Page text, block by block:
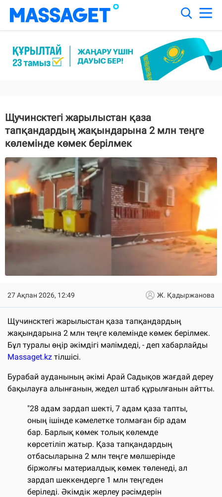
Щучинсктегі жарылыстан қаза
тапқандардың жақындарына 2 млн теңге
көлемінде көмек берілмек
27 Ақпан 2026, 12:49 Ж. Қадыржанова
Щучинсктегі жарылыстан қаза тапқандардың
жақындарына 2 млн теңге көлемінде көмек берілмек.
Бұл туралы өңір әкімдігі мәлімдеді, - деп хабарлайды
Massaget.kz тілшісі.
Бурабай ауданының әкімі Арай Садықов жағдай дереу
бақылауға алынғанын, жедел штаб құрылғанын айтты.
"28 адам зардап шекті, 7 адам қаза тапты,
оның ішінде кәмелетке толмаған бір адам
бар. Барлық көмек толық көлемде
көрсетіліп жатыр. Қаза тапқандардың
отбасыларына 2 млн теңге мөлшерінде
біржолғы материалдық көмек төленеді, ал
зардап шеккендерге 1 млн теңгеден
беріледі. Әкімдік жерлеу рәсімдерін